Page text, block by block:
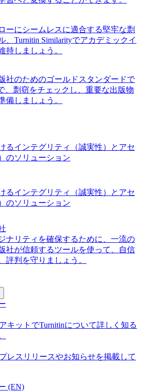
ーにシームレスに適合する堅牢な剽
、Turnitin Similarityでアカデミックイ
持しましょう。
社のためのゴールドスタンダードで
、剽窃をチェックし、重要な出版物
備しましょう。
るインテグリティ（誠実性）とアセ
のソリューション
るインテグリティ（誠実性）とアセ
のソリューション
ナリティを確保するために、一流の
社が信頼するツールを使って、自信
評判を守りましょう。
キットでTurnitinについて詳しく知る
レスリリースやお知らせを掲載して
(EN)